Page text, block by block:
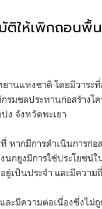
ให้เพิกถอนพื้
านแห่งชาติ โดยมีวาระ
รมชลประทานก่อสร้างโค
ง จังหวัดพะเยา
ากมีการดำเนินการก่อส
นกยูงมีการใช้ประโยชน์
เป็นประจำ และมีความ
มีความต่อเนื่องซึ่งไม่ถู